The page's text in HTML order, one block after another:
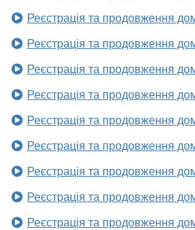
Реєстрація та продовження
Реєстрація та продовження
Реєстрація та продовження
Реєстрація та продовження
Реєстрація та продовження
Реєстрація та продовження
Реєстрація та продовження
Реєстрація та продовження
Реєстрація та продовження